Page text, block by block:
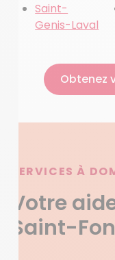
Saint-
Genis-Laval
Obtenez
SERVICES À
Votre
Saint-